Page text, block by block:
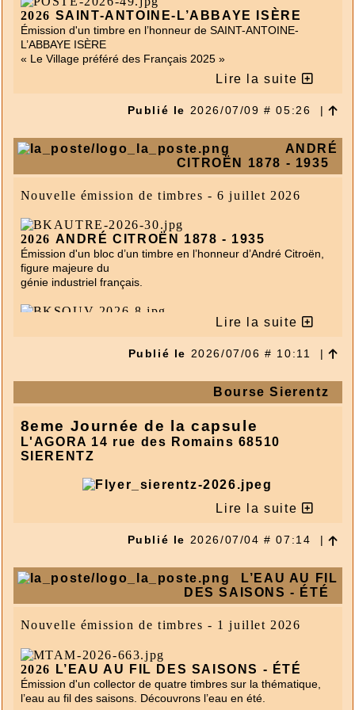
des dates différentes, ont-ils la même validité ?
Non. Chaque timbre à imprimer a une durée de validité
propre, calculée à partir de sa date d’achat.
Où retrouver mes timbres à imprimer achetés
Vous pouvez consulter vos timbres à imprimer dans
votre espace client, rubrique “Mes commandes” et dans
vos e-mails de confirmation de commandes.
2026 SAINT-ANTOINE-L’ABBAYE ISÈRE
Émission d'un timbre en l’honneur de SAINT-ANTOINE-
L’ABBAYE ISÈRE
« Le Village préféré des Français 2025 »
Lire la suite
Publié le 2026/07/09 # 05:26 |
ANDRÉ
CITROËN 1878 - 1935
Nouvelle émission de timbres - 6 juillet 2026
2026 ANDRÉ CITROËN 1878 - 1935
Émission d'un bloc d’un timbre en l’honneur d’André Citroën,
figure majeure du
génie industriel français.
ANDRÉ CITROËN 1878 - 1935
Citroën, figure majeure du
Provenant du bloc d’un timbre en l’honneur
d’André Citroën, figure majeure du génie
industriel français.
Émission d'un carnet de 12 timbres-poste sur le thème des
véritables spécialités régionales.
2026MOSAÏQUES TRADITIONNELLES EN
MÉDITERRANÉE - MARSEILLE
Méditerranée à Marseille dans le cadre du concours
2026Ardèche - Paysages d'exception à
collectionner
Lire la suite
Publié le 2026/07/06 # 10:11 |
Bourse Sierentz
8eme Journée de la capsule
L'AGORA 14 rue des Romains 68510
SIERENTZ
Lire la suite
Publié le 2026/07/04 # 07:14 |
L’EAU AU FIL
DES SAISONS - ÉTÉ
Nouvelle émission de timbres - 1 juillet 2026
2026 L’EAU AU FIL DES SAISONS - ÉTÉ
Émission d'un collector de quatre timbres sur la thématique,
l’eau au fil des saisons. Découvrons l’eau en été.